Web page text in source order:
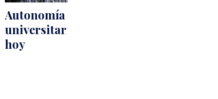
Autonomía
universitaria
hoy